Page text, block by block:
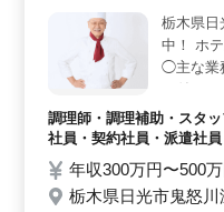
務体系＞ 社会保険完備
期的に働きやすい環境
イルに合わせた勤務が
栃木県日
中！ ホ
◯主な業
あり ＊
残業少な
若手に伝
調理師・調理補助・スタ
社員・契約社員・派遣社員
年収300万円〜500
栃木県日光市鬼怒